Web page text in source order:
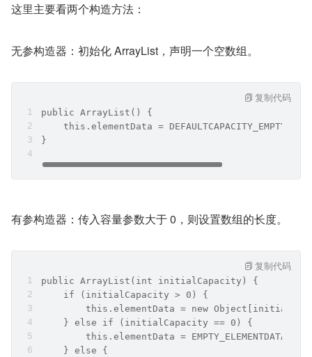
这里主要看两个构造方法：
无参构造器：初始化 ArrayList，声明一个空数组。
public ArrayList() {
this.elementData =
}
复制代码
有参构造器：传入容量参数大于 0，则设置数组的长度。
public ArrayList(int initialCapacity) {
    if (initialCapacity > 0) {
this.elementData = new
    } else if (initialCapacity == 0) {
        this.elementData = EMPTY_ELEMENTDATA;
    } else {
复制代码